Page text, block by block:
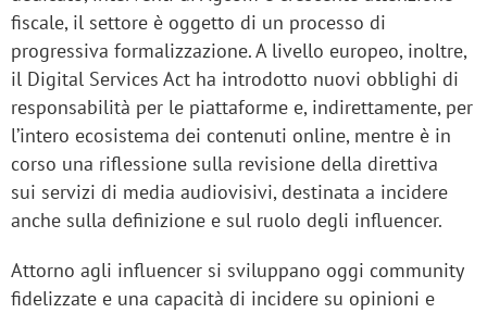
fiscale, il settore è oggetto di un processo di
progressiva formalizzazione. A livello europeo, inoltre,
il Digital Services Act ha introdotto nuovi obblighi di
responsabilità per le piattaforme e, indirettamente, per
l’intero ecosistema dei contenuti online, mentre è in
corso una riflessione sulla revisione della direttiva
sui servizi di media audiovisivi, destinata a incidere
anche sulla definizione e sul ruolo degli influencer.
Attorno agli influencer si sviluppano oggi community
fidelizzate e una capacità di incidere su opinioni e